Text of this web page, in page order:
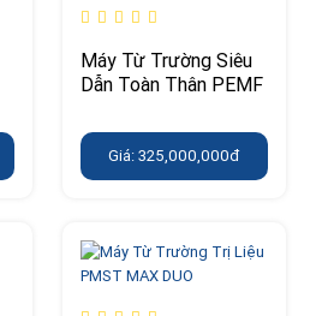
Máy Từ Trường Siêu
Dẫn Toàn Thân PEMF
Giá: 325,000,000đ